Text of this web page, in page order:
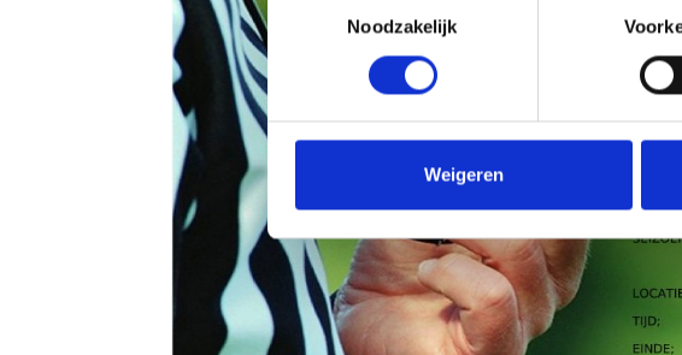
Noodzakelijk
Weigeren